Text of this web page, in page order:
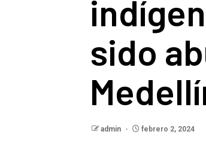
sido
admin febrero 2, 2024